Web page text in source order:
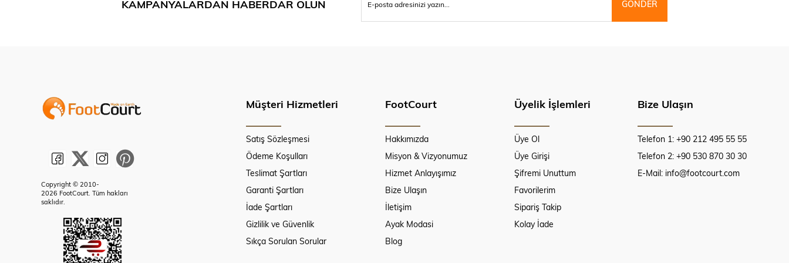
KAMPANYALARDAN HABERDAR OLUN GÖNDER
Müşteri Hizmetleri
Satış Sözleşmesi
Ödeme Koşulları
Teslimat Şartları
Garanti Şartları
İade Şartları
Gizlilik ve Güvenlik
Sıkça Sorulan Sorular
FootCourt
Hakkımızda
Misyon & Vizyonumuz
Hizmet Anlayışımız
Bize Ulaşın
İletişim
Ayak Modasi
Blog
Üyelik İşlemleri
Üye Ol
Üye Girişi
Şifremi Unuttum
Favorilerim
Sipariş Takip
Kolay İade
Bize Ulaşın
Telefon 1: +90 212 495 55 55
Telefon 2: +90 530 870 30 30
E-Mail: info@footcourt.com
Copyright © 2010-
2026 FootCourt. Tüm hakları
saklıdır.